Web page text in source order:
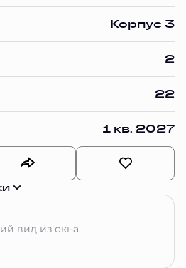
Корпус 3
2
22
1 кв. 2027
вид из окна